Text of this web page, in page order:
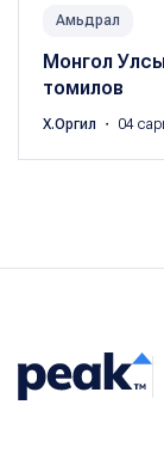
Амьдрал
Монгол
томилов
Х.Оргил ・ 04